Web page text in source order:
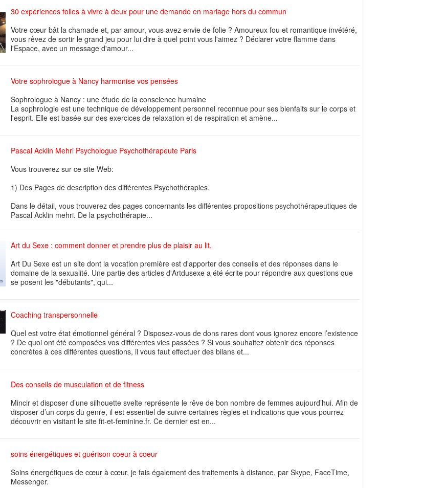
30 expériences folles à vivre à deux pour une demande en mariage hors du commun
Votre cœur bât la chamade et, par amour, vous avez envie de folie ? Amoureux fou et romantique invétéré,
vous rêvez de sortir le grand jeu pour lui dire à quel point vous l'aimez ? Déclarer votre flamme dans
l'Espace, avec un message d'amour...
Votre sophrologue à Nancy harmonise vos pensées
Sophrologue à Nancy : une étude de la conscience humaine
La sophrologie est une technique de développement personnel reconnue pour ses bienfaits sur le corps et
l'esprit. Elle est basée sur des exercices de relaxation et de respiration et amène...
Pascal Acklin Mehri Psychologue Psychothérapeute Paris
Vous trouverez sur ce site Web:
1) Des Pages de description des différentes Psychothérapies.
Dans le détail, vous trouverez des pages concernants les différentes propositions psychothérapeutiques de
Pascal Acklin mehri. De la psychothérapie...
Art du Sexe : comment donner et prendre plus de plaisir au lit.
Art Du Sexe est un site dont la vocation première est d'apporter des conseils et des réponses dans le
domaine de la sexualité. Une partie des articles d'Artdusexe a été écrite pour répondre aux questions que
se posent les "débutants", qui...
Coaching transpersonnelle
Quel est votre état émotionnel général ? Disposez-vous de dons rares dont vous ignorez encore l’existence
? De quoi ont été composées vos différentes vies passées ? Si vous souhaitez obtenir des réponses
concrètes à ces différentes questions, il vous faut effectuer des bilans et...
Des conseils de musculation et de fitness
Mincir et disposer d’une silhouette svelte représente le rêve de bon nombre de femmes aujourd’hui. Afin de
disposer d’un corps du genre, il est essentiel de suivre certaines règles et indications que vous pourrez
découvrir en visitant le site fit-et-feminine.fr. Ce dernier est en...
soins énergétiques et guérison coeur à coeur
Soins énergétiques de cœur à cœur, je fais également des traitements à distance, par Skype, FaceTime,
Messenger.